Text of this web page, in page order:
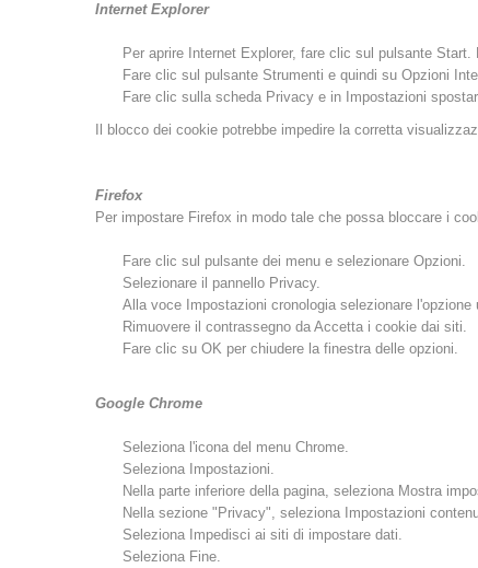
Internet Explorer
Per aprire Internet Explorer, fare clic sul pulsante
Fare clic sul pulsante Strumenti e quindi su Opzioni
Fare clic sulla scheda Privacy e in Impostazioni
Il blocco dei cookie potrebbe impedire la corretta
Firefox
Per impostare Firefox in modo tale che possa bloccare i
Fare clic sul pulsante dei menu e selezionare Opzioni.
Selezionare il pannello Privacy.
Alla voce Impostazioni cronologia selezionare
Rimuovere il contrassegno da Accetta i cookie dai siti.
Fare clic su OK per chiudere la finestra delle opzioni.
Google Chrome
Seleziona l'icona del menu Chrome.
Seleziona Impostazioni.
Nella parte inferiore della pagina, seleziona Mostra
Nella sezione "Privacy", seleziona Impostazioni
Seleziona Impedisci ai siti di impostare dati.
Seleziona Fine.